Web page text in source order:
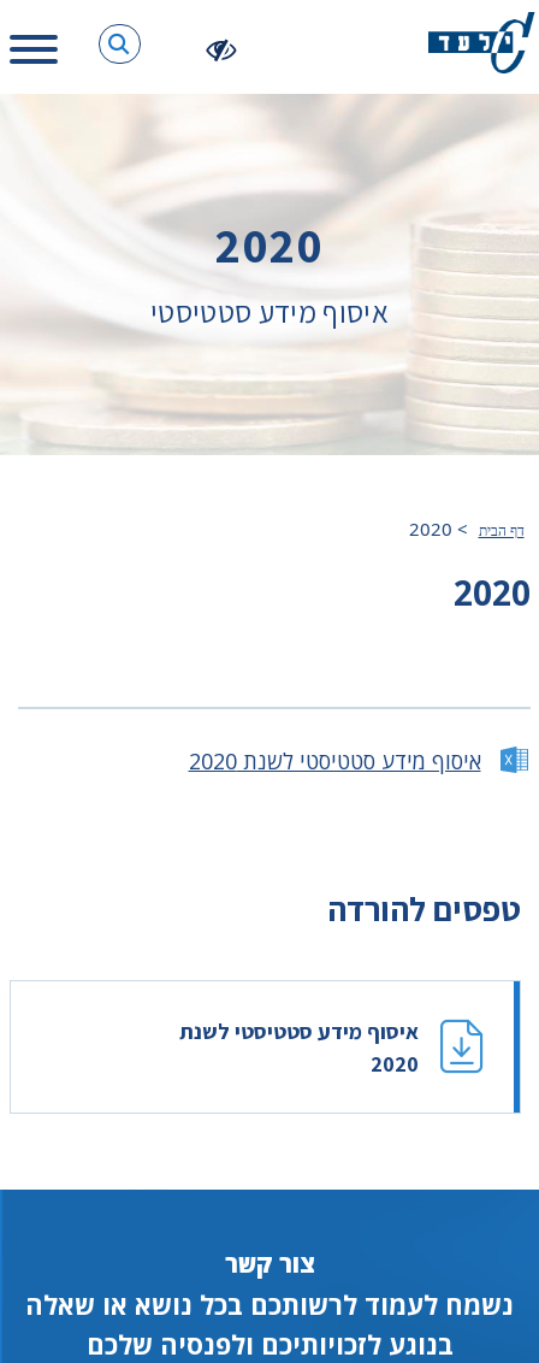
2020
איסוף מידע סטטיסטי
דף הבית >
2020
2020
איסוף מידע סטטיסטי לשנת 2020
טפסים להורדה
איסוף מידע סטטיסטי לשנת
2020
צור קשר
נשמח לעמוד לרשותכם בכל נושא או שאלה
בנוגע לזכויותיכם ולפנסיה שלכם